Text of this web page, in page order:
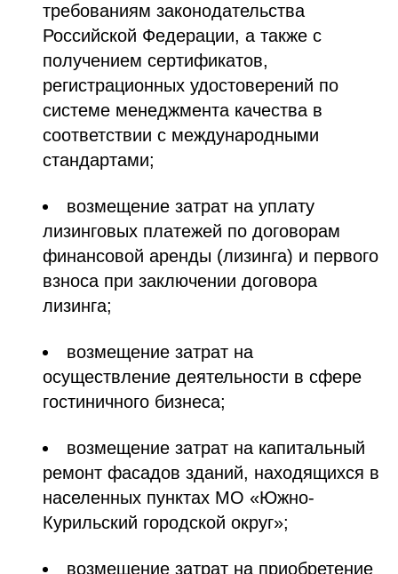
требованиям законодательства
Российской Федерации, а также с
получением сертификатов,
регистрационных удостоверений по
системе менеджмента качества в
соответствии с международными
стандартами;
возмещение затрат на уплату
лизинговых платежей по договорам
финансовой аренды (лизинга) и первого
взноса при заключении договора
лизинга;
возмещение затрат на
осуществление деятельности в сфере
гостиничного бизнеса;
возмещение затрат на капитальный
ремонт фасадов зданий, находящихся в
населенных пунктах МО «Южно-
Курильский городской округ»;
возмещение затрат на приобретение